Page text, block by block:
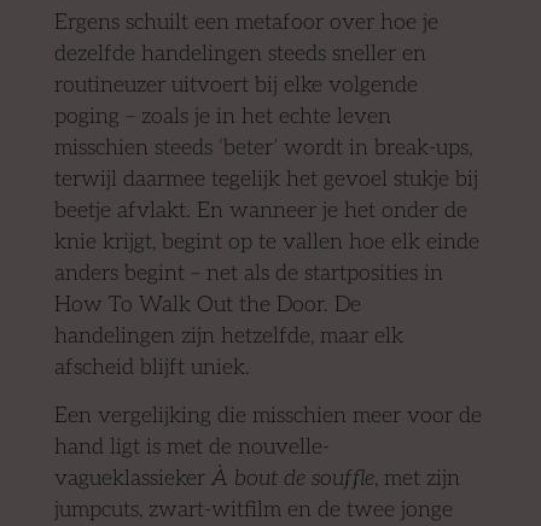
Ergens schuilt een metafoor over hoe je
dezelfde handelingen steeds sneller en
routineuzer uitvoert bij elke volgende
poging – zoals je in het echte leven
misschien steeds ‘beter’ wordt in break-ups,
terwijl daarmee tegelijk het gevoel stukje bij
beetje afvlakt. En wanneer je het onder de
knie krijgt, begint op te vallen hoe elk einde
anders begint – net als de startposities in
How To Walk Out the Door. De
handelingen zijn hetzelfde, maar elk
afscheid blijft uniek.
Een vergelijking die misschien meer voor de
hand ligt is met de nouvelle-
vagueklassieker À bout de souffle, met zijn
jumpcuts, zwart-witfilm en de twee jonge